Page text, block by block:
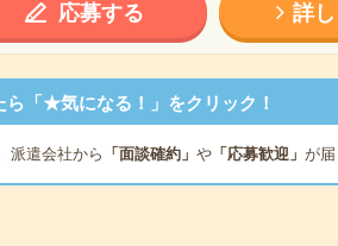
応募する 詳
ら「★気になる！」をクリック！
派遣会社から 「面談確約」 や「応募歓迎」 が届